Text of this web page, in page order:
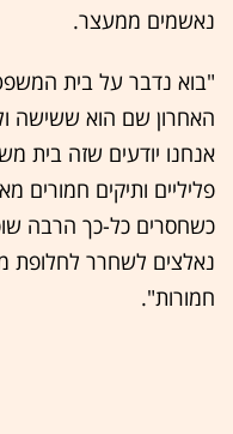
נאשמים ממעצר.
"בוא נדבר על בית
האחרון שם הוא ששישה
אנחנו יודעים שזה בית
פליליים ותיקים חמורים
כשחסרים כל-כך הרבה
נאלצים לשחרר לחלופת
חמורות".